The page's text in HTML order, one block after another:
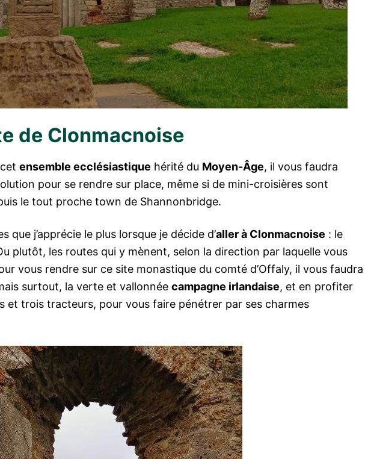
de Clonmacnoise
ensemble ecclésiastique hérité du Moyen-Âge, il vous faudra
pour se rendre sur place, même si de mini-croisières sont
le tout proche town de Shannonbridge.
que j’apprécie le plus lorsque je décide d’aller à Clonmacnoise : le
plutôt, les routes qui y mènent, selon la direction par laquelle vous
vous rendre sur ce site monastique du comté d’Offaly, il vous faudra
surtout, la verte et vallonnée campagne irlandaise, et en profiter
et trois tracteurs, pour vous faire pénétrer par ses charmes